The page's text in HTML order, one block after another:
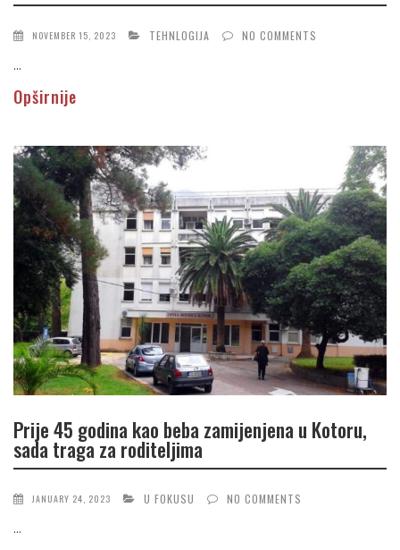
NOVEMBER 15, 2023 TEHNLOGIJA NO COMMENTS
...
Opširnije
Prije 45 godina kao beba zamijenjena u Kotoru,
sada traga za roditeljima
JANUARY 24, 2023 U FOKUSU NO COMMENTS
...